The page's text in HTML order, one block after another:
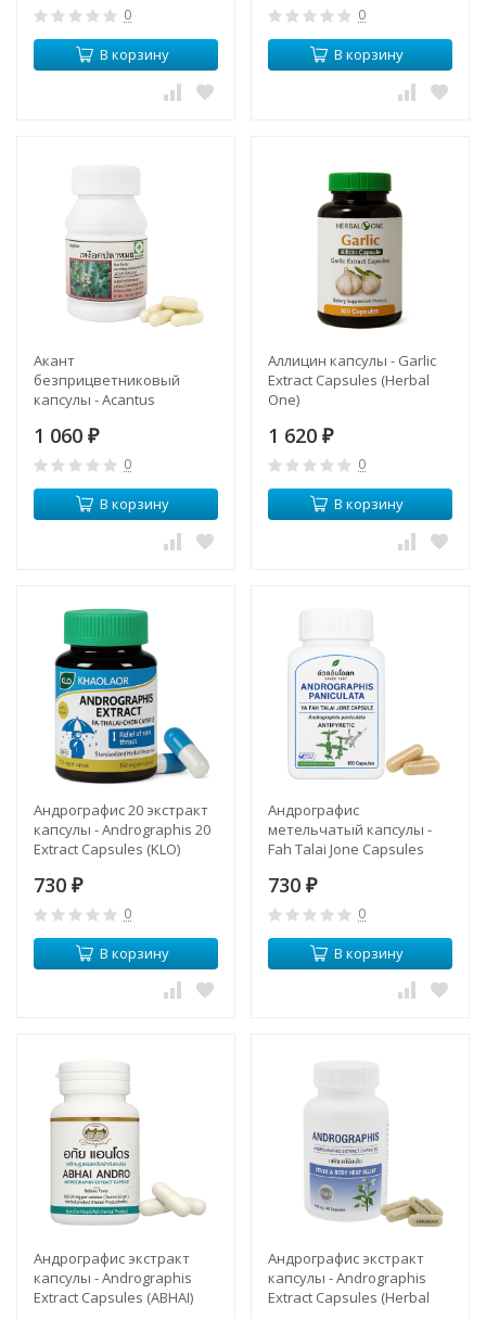
0
В корзину
0
В корзину
Акант
безприцветниковый
капсулы - Acantus
1 060 ₽
0
В корзину
Аллицин капсулы - Garlic
Extract Capsules (Herbal
One)
1 620 ₽
0
В корзину
Андрографис 20 экстракт
капсулы - Andrographis 20
Extract Capsules (KLO)
730 ₽
0
В корзину
Андрографис
метельчатый капсулы -
Fah Talai Jone Capsules
730 ₽
0
В корзину
Андрографис экстракт
капсулы - Andrographis
Extract Capsules (ABHAI)
Андрографис экстракт
капсулы - Andrographis
Extract Capsules (Herbal